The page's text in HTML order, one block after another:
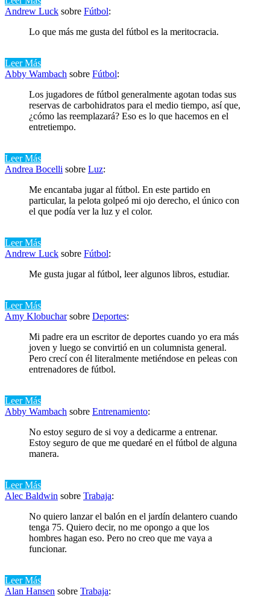
Andrew Luck sobre Fútbol:
Lo que más me gusta del fútbol es la meritocracia.
Leer Más
Abby Wambach sobre Fútbol:
Los jugadores de fútbol generalmente agotan todas sus
reservas de carbohidratos para el medio tiempo, así que,
¿cómo las reemplazará? Eso es lo que hacemos en el
entretiempo.
Leer Más
Andrea Bocelli sobre Luz:
Me encantaba jugar al fútbol. En este partido en
particular, la pelota golpeó mi ojo derecho, el único con
el que podía ver la luz y el color.
Leer Más
Andrew Luck sobre Fútbol:
Me gusta jugar al fútbol, ​​leer algunos libros, estudiar.
Leer Más
Amy Klobucharsobre Deportes:
Mi padre era un escritor de deportes cuando yo era más
joven y luego se convirtió en un columnista general.
Pero crecí con él literalmente metiéndose en peleas con
entrenadores de fútbol.
Leer Más
Abby Wambach sobre Entrenamiento:
No estoy seguro de si voy a dedicarme a entrenar.
Estoy seguro de que me quedaré en el fútbol de alguna
manera.
Leer Más
Alec Baldwin sobre Trabaja:
No quiero lanzar el balón en el jardín delantero cuando
tenga 75. Quiero decir, no me opongo a que los
hombres hagan eso. Pero no creo que me vaya a
funcionar.
Leer Más
Alan Hansen sobre Trabaja: